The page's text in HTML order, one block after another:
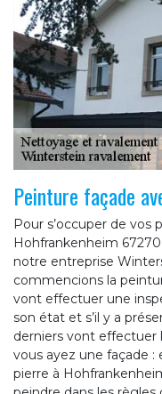
Peinture façade
Pour s’occuper de vos
Hohfrankenheim
notre entreprise
commencions la
vont effectuer une
son état et s’il y a
derniers vont effectuer
vous ayez une façade :
pierre à